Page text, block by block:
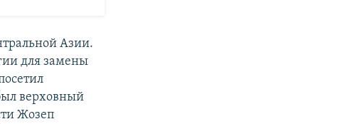
Азии.
для замены
верховный
Жозеп